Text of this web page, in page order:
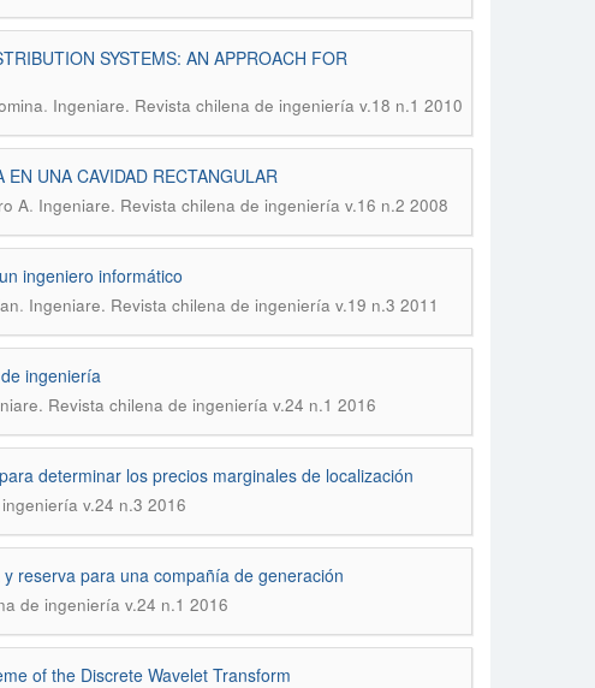
SYSTEMS: AN APPROACH FOR
. Ingeniare. Revista chilena de ingeniería v.18 n.1 2010
UNA CAVIDAD RECTANGULAR
A. Ingeniare. Revista chilena de ingeniería v.16 n.2 2008
ingeniero informático
. Ingeniare. Revista chilena de ingeniería v.19 n.3 2011
ingeniería
Revista chilena de ingeniería v.24 n.1 2016
determinar los precios marginales de localización
v.24 n.3 2016
reserva para una compañía de generación
de ingeniería v.24 n.1 2016
of the Discrete Wavelet Transform